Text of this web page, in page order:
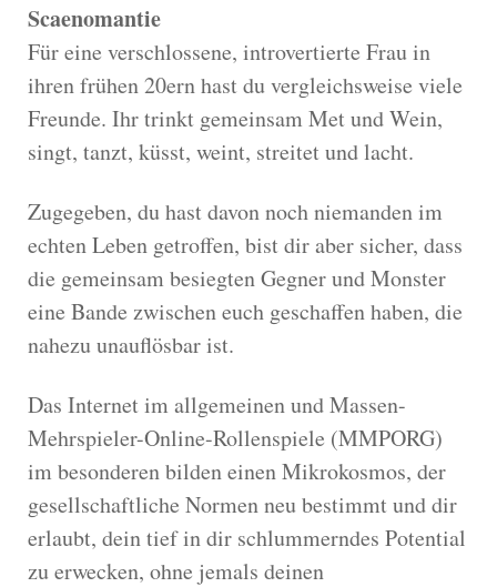
Scaenomantie
Für eine verschlossene, introvertierte Frau in
ihren frühen 20ern hast du vergleichsweise viele
Freunde. Ihr trinkt gemeinsam Met und Wein,
singt, tanzt, küsst, weint, streitet und lacht.
Zugegeben, du hast davon noch niemanden im
echten Leben getroffen, bist dir aber sicher, dass
die gemeinsam besiegten Gegner und Monster
eine Bande zwischen euch geschaffen haben, die
nahezu unauflösbar ist.
Das Internet im allgemeinen und Massen-
Mehrspieler-Online-Rollenspiele (MMPORG)
im besonderen bilden einen Mikrokosmos, der
gesellschaftliche Normen neu bestimmt und dir
erlaubt, dein tief in dir schlummerndes Potential
zu erwecken, ohne jemals deinen